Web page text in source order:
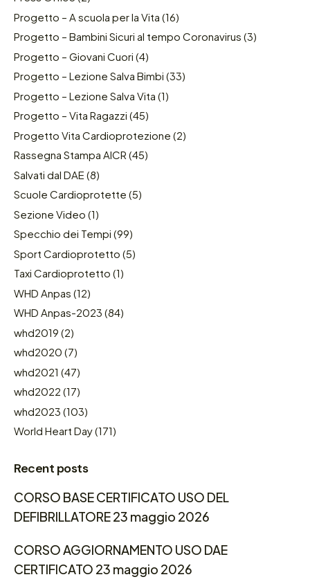
Progetto – A scuola per la Vita (16)
Progetto – Bambini Sicuri al tempo Coronavirus (3)
Progetto – Giovani Cuori (4)
Progetto – Lezione Salva Bimbi (33)
Progetto – Lezione Salva Vita (1)
Progetto – Vita Ragazzi (45)
Progetto Vita Cardioprotezione (2)
Rassegna Stampa AICR (45)
Salvati dal DAE (8)
Scuole Cardioprotette (5)
Sezione Video (1)
Specchio dei Tempi (99)
Sport Cardioprotetto (5)
Taxi Cardioprotetto (1)
WHD Anpas (12)
WHD Anpas-2023 (84)
whd2019 (2)
whd2020 (7)
whd2021 (47)
whd2022 (17)
whd2023 (103)
World Heart Day(171)
Recent posts
CORSO BASE CERTIFICATO USO DEL
DEFIBRILLATORE 23 maggio 2026
CORSO AGGIORNAMENTO USO DAE
CERTIFICATO 23 maggio 2026